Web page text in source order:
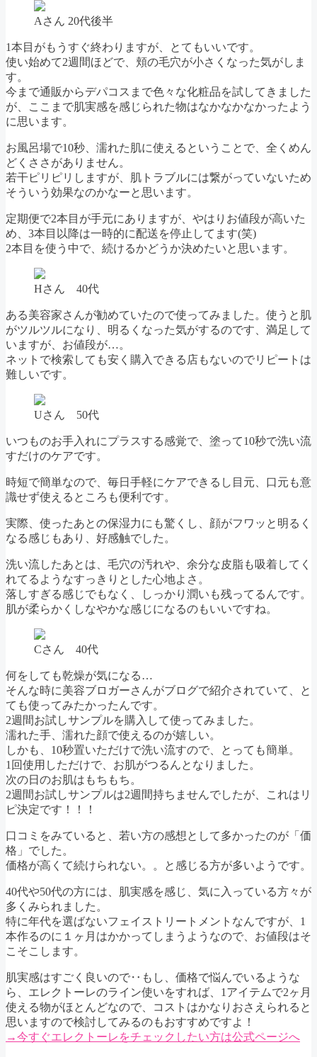
Aさん 20代後半
1本目がもうすぐ終わりますが、とてもいいです。
使い始めて2週間ほどで、頬の毛穴が小さくなった気がしま
す。
今まで通販からデパコスまで色々な化粧品を試してきました
が、ここまで肌実感を感じられた物はなかなかなかったよう
に思います。
お風呂場で10秒、濡れた肌に使えるということで、全くめん
どくささがありません。
若干ピリピリしますが、肌トラブルには繋がっていないため
そういう効果なのかなーと思います。
定期便で2本目が手元にありますが、やはりお値段が高いた
め、3本目以降は一時的に配送を停止してます(笑)
2本目を使う中で、続けるかどうか決めたいと思います。
Hさん 40代
ある美容家さんが勧めていたので使ってみました。使うと肌
がツルツルになり、明るくなった気がするのです、満足して
いますが、お値段が…。
ネットで検索しても安く購入できる店もないのでリピートは
難しいです。
Uさん 50代
いつものお手入れにプラスする感覚で、塗って10秒で洗い流
すだけのケアです。
時短で簡単なので、毎日手軽にケアできるし目元、口元も意
識せず使えるところも便利です。
実際、使ったあとの保湿力にも驚くし、顔がフワッと明るく
なる感じもあり、好感触でした。
洗い流したあとは、毛穴の汚れや、余分な皮脂も吸着してく
れてるようなすっきりとした心地よさ。
落しすぎる感じでもなく、しっかり潤いも残ってるんです。
肌が柔らかくしなやかな感じになるのもいいですね。
Cさん 40代
何をしても乾燥が気になる…
そんな時に美容ブロガーさんがブログで紹介されていて、と
ても使ってみたかったんです。
2週間お試しサンプルを購入して使ってみました。
濡れた手、濡れた顔で使えるのが嬉しい。
しかも、10秒置いただけで洗い流すので、とっても簡単。
1回使用しただけで、お肌がつるんとなりました。
次の日のお肌はもちもち。
2週間お試しサンプルは2週間持ちませんでしたが、これはリ
ピ決定です！！！
口コミをみていると、若い方の感想として多かったのが「価
格」でした。
価格が高くて続けられない。。と感じる方が多いようです。
40代や50代の方には、肌実感を感じ、気に入っている方々が
多くみられました。
特に年代を選ばないフェイストリートメントなんですが、1
本作るのに１ヶ月はかかってしまうようなので、お値段はそ
こそこします。
肌実感はすごく良いので‥もし、価格で悩んでいるような
ら、エレクトーレのライン使いをすれば、1アイテムで2ヶ月
使える物がほとんどなので、コストはかなりおさえられると
思いますので検討してみるのもおすすめですよ！
→今すぐエレクトーレをチェックしたい方は公式ページへ